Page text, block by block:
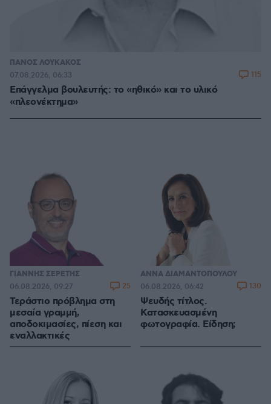
ΠΑΝΟΣ ΛΟΥΚΑΚΟΣ
Επάγγελμα βουλευτής: το «ηθικό» και το υλικό
«πλεονέκτημα»
07.08.2026, 06:33 115
ΓΙΑΝΝΗΣ ΣΕΡΕΤΗΣ
Τεράστιο πρόβλημα στη
μεσαία γραμμή,
αποδοκιμασίες, πίεση και
εναλλακτικές
06.08.2026, 09:27 25
ΑΝΝΑ ΔΙΑΜΑΝΤΟΠΟΥΛΟΥ
Ψευδής τίτλος.
Κατασκευασμένη
φωτογραφία. Είδηση;
06.08.2026, 06:42 130